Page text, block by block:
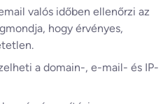
valós időben ellenőrzi az
hogy érvényes,
a domain-, e-mail- és IP-